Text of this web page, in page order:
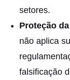
setores.
Proteção
não aplica
falsificação